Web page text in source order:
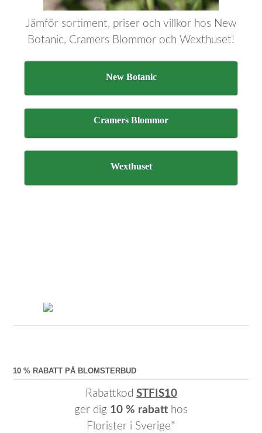
Jämför sortiment, priser och villkor hos New
Botanic, Cramers Blommor och Wexthuset!
New Botanic
Cramers Blommor
Wexthuset
10 % RABATT PÅ BLOMSTERBUD
Rabattkod STFIS10
ger dig 10 % rabatt hos
Florister i Sverige*